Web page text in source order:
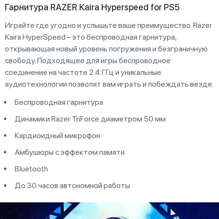
Гарнитура RAZER Kaira Hyperspeed for PS5
Играйте где угодно и услышьте ваше преимущество. Razer
Kaira HyperSpeed – это беспроводная гарнитура,
открывающая новый уровень погружения и безграничную
свободу. Подходящее для игры беспроводное
соединение на частоте 2.4 ГГц и уникальные
аудиотехнологии позволят вам играть и побеждать везде.
Беспроводная гарнитура
Динамики Razer TriForce диаметром 50 мм
Кардиоидный микрофон
Амбушюры с эффектом памяти
Bluetooth
До 30 часов автономной работы